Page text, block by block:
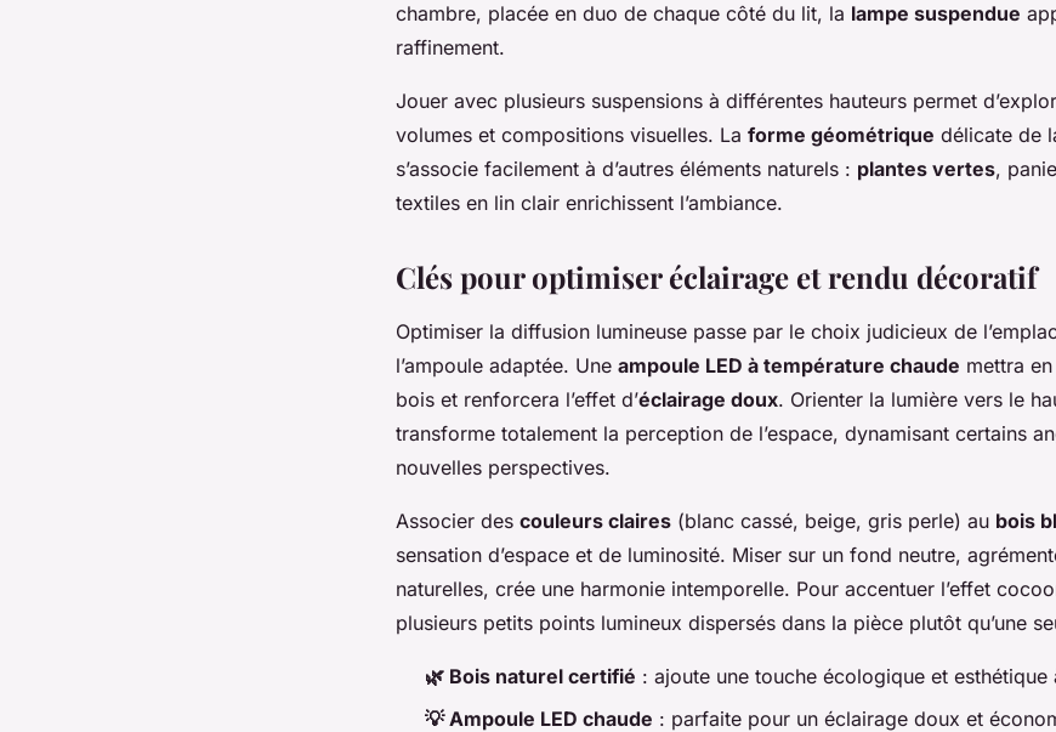
chambre, placée en duo de chaque côté du lit, la lampe suspendue
raffinement.
Jouer avec plusieurs suspensions à différentes hauteurs permet
volumes et compositions visuelles. La forme géométrique délicate de
s’associe facilement à d’autres éléments naturels : plantes vertes,
textiles en lin clair enrichissent l’ambiance.
Clés pour optimiser éclairage et rendu décoratif
Optimiser la diffusion lumineuse passe par le choix judicieux de
l’ampoule adaptée. Une ampoule LED à température chaude mettra
bois et renforcera l’effet d’éclairage doux. Orienter la lumière vers le
transforme totalement la perception de l’espace, dynamisant certains
nouvelles perspectives.
Associer des couleurs claires (blanc cassé, beige, gris perle) au bois
sensation d’espace et de luminosité. Miser sur un fond neutre,
naturelles, crée une harmonie intemporelle. Pour accentuer l’effet
plusieurs petits points lumineux dispersés dans la pièce plutôt qu’une
🌿 Bois naturel certifié : ajoute une touche écologique et esthétique
💡 Ampoule LED chaude : parfaite pour un éclairage doux et